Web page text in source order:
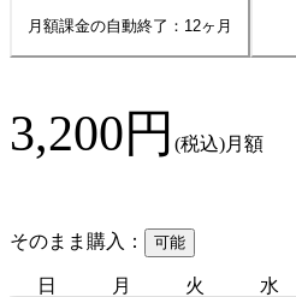
月額課金の自動終了： 12ヶ月
3,200円 (税込)月額
そのまま購入： 可能
日 月 火 水